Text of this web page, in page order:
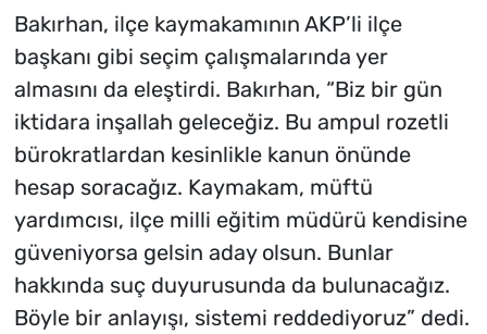
Bakırhan, ilçe kaymakamının AKP’li ilçe
başkanı gibi seçim çalışmalarında yer
almasını da eleştirdi. Bakırhan, “Biz bir gün
iktidara inşallah geleceğiz. Bu ampul rozetli
bürokratlardan kesinlikle kanun önünde
hesap soracağız. Kaymakam, müftü
yardımcısı, ilçe milli eğitim müdürü kendisine
güveniyorsa gelsin aday olsun. Bunlar
hakkında suç duyurusunda da bulunacağız.
Böyle bir anlayışı, sistemi reddediyoruz” dedi.